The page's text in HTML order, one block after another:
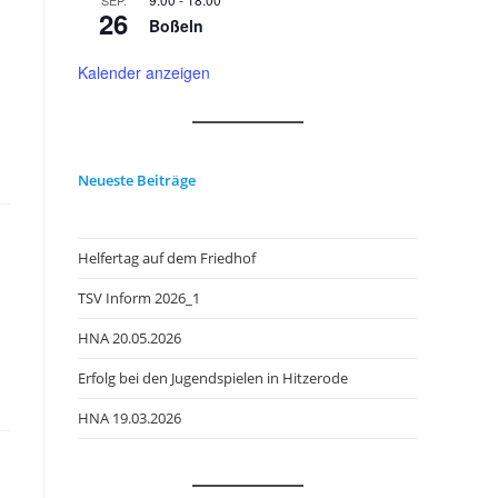
26 Boßeln
Kalender anzeigen
Neueste Beiträge
Helfertag auf dem Friedhof
TSV Inform 2026_1
HNA 20.05.2026
Erfolg bei den Jugendspielen in Hitzerode
HNA 19.03.2026